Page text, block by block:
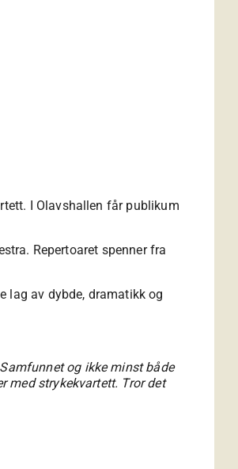
I Olavshallen får publikum
Repertoaret spenner fra
lag av dybde, dramatikk og
og ikke minst både
med strykekvartett. Tror det